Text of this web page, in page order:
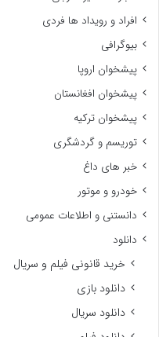
افراد و رویداد ها فردی
بیوگرافی
پیشخوان اروپا
پیشخوان افغانستان
پیشخوان ترکیه
توریسم و گردشگری
خبر های داغ
خودرو و موتور
دانستنی و اطلاعات عمومی
دانلود
خرید قانونی فیلم و سریال
دانلود بازی
دانلود سریال